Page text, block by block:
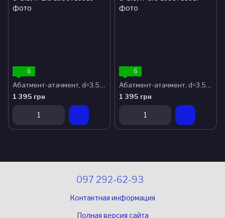
6
Абатмент-атачмент, d=3.5, h=2.0
1 395 грн
6
Абатмент-атачмент, d=3.5, h=3.0
1 395 грн
097 292-62-93
Контактная информация
Полная версия сайта